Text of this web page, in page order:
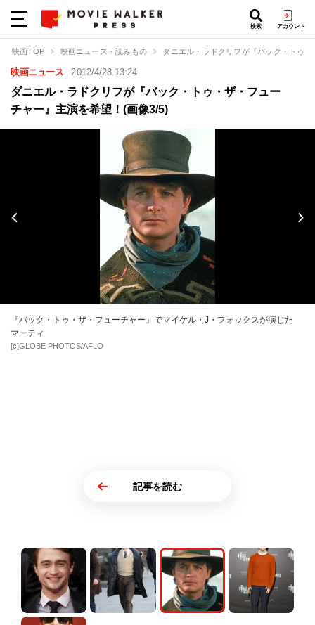
検索 アカウント
映画TOP 映画ニュース・読みもの ダニエル・ラドクリフが『バック・トゥ
映画ニュース 2012/4/28 13:24
ダニエル・ラドクリフが『バック・トゥ・ザ・フュー
チャー』主演を希望！(画像3/5)
『バック・トゥ・ザ・フューチャー』でマイケル・J・フォックスが演じた
マーティ
[c]GLOBE PHOTOS/AFLO
記事を読む